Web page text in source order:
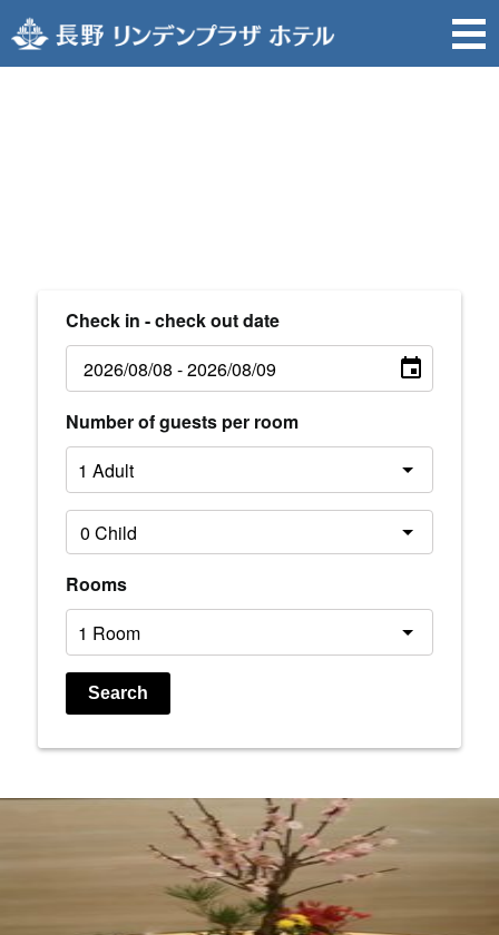
Check in - check out date
Number of guests per room
Rooms
Search